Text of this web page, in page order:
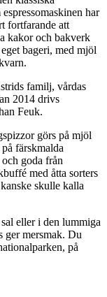
har
fortfarande att
kakor och bakverk
bageri, med mjöl
familj, vårdas
2014 drivs
Feuk.
görs på mjöl
färskmalda
goda från
med åtta sorters
skulle kalla
eller i den lummiga
ger mersmak. Du
på